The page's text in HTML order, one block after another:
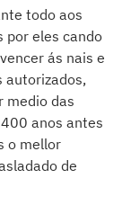
todo aos
por eles cando
ás nais e
autorizados,
medio das
anos antes
o mellor
de